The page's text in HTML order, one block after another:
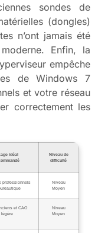
sondes de
(dongles)
n’ont jamais été
Enfin, la
empêche
de Windows 7
et votre réseau
correctement les
idéal
Niveau de
difficulté
professionnels
Niveau
Moyen
et CAO
légère
Niveau
Moyen